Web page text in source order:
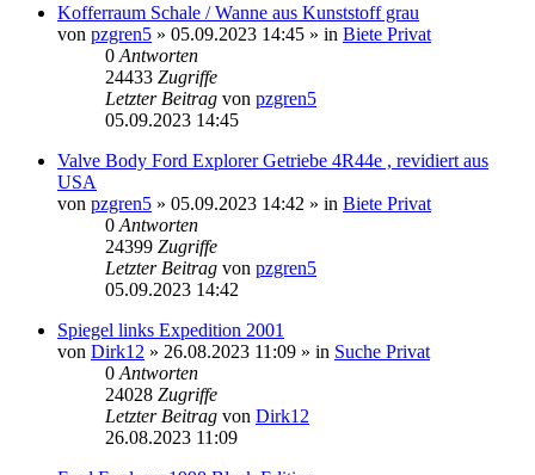
Kofferraum Schale / Wanne aus Kunststoff grau
von pzgren5 » 05.09.2023 14:45 » in Biete Privat
0 Antworten
24433 Zugriffe
Letzter Beitrag von pzgren5
05.09.2023 14:45
Valve Body Ford Explorer Getriebe 4R44e , revidiert aus
USA
von pzgren5 » 05.09.2023 14:42 » in Biete Privat
0 Antworten
24399 Zugriffe
Letzter Beitrag von pzgren5
05.09.2023 14:42
Spiegel links Expedition 2001
von Dirk12 » 26.08.2023 11:09 » in Suche Privat
0 Antworten
24028 Zugriffe
Letzter Beitrag von Dirk12
26.08.2023 11:09